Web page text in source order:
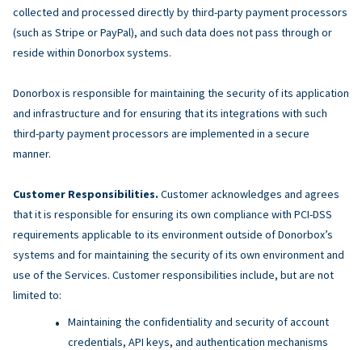
collected and processed directly by third-party payment processors
(such as Stripe or PayPal), and such data does not pass through or
reside within Donorbox systems.
Donorbox is responsible for maintaining the security of its application
and infrastructure and for ensuring that its integrations with such
third-party payment processors are implemented in a secure
manner.
Customer Responsibilities. Customer acknowledges and agrees
that it is responsible for ensuring its own compliance with PCI-DSS
requirements applicable to its environment outside of Donorbox’s
systems and for maintaining the security of its own environment and
use of the Services. Customer responsibilities include, but are not
limited to:
Maintaining the confidentiality and security of account
credentials, API keys, and authentication mechanisms